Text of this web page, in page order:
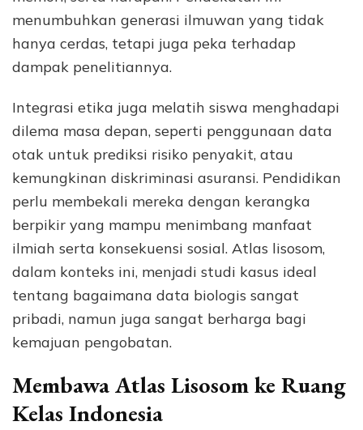
menumbuhkan generasi ilmuwan yang tidak
hanya cerdas, tetapi juga peka terhadap
dampak penelitiannya.
Integrasi etika juga melatih siswa menghadapi
dilema masa depan, seperti penggunaan data
otak untuk prediksi risiko penyakit, atau
kemungkinan diskriminasi asuransi. Pendidikan
perlu membekali mereka dengan kerangka
berpikir yang mampu menimbang manfaat
ilmiah serta konsekuensi sosial. Atlas lisosom,
dalam konteks ini, menjadi studi kasus ideal
tentang bagaimana data biologis sangat
pribadi, namun juga sangat berharga bagi
kemajuan pengobatan.
Membawa Atlas Lisosom ke Ruang
Kelas Indonesia